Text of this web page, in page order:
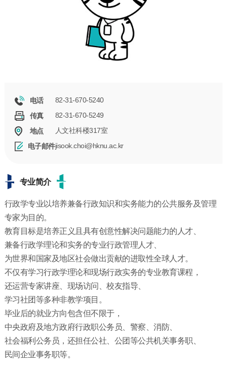
电话
82-31-670-5240
传真
82-31-670-5249
地点
人文社科楼317室
电子邮件jisook.choi@hknu.ac.kr
专业简介
行政学专业以培养兼备行政知识和实务能力的公共服务及管理
专家为目的。
教育目标是培养正义且具有创意性解决问题能力的人才、
兼备行政学理论和实务的专业行政管理人才、
为世界和国家及地区社会做出贡献的进取性全球人才。
不仅有学习行政学理论和现场行政实务的专业教育课程，
还运营专家讲座、现场访问、校友指导、
学习社团等多种非教学项目。
毕业后的就业方向包含但不限于，
中央政府及地方政府行政职公务员、警察、消防、
社会福利公务员，还担任公社、公团等公共机关事务职、
民间企业事务职等。